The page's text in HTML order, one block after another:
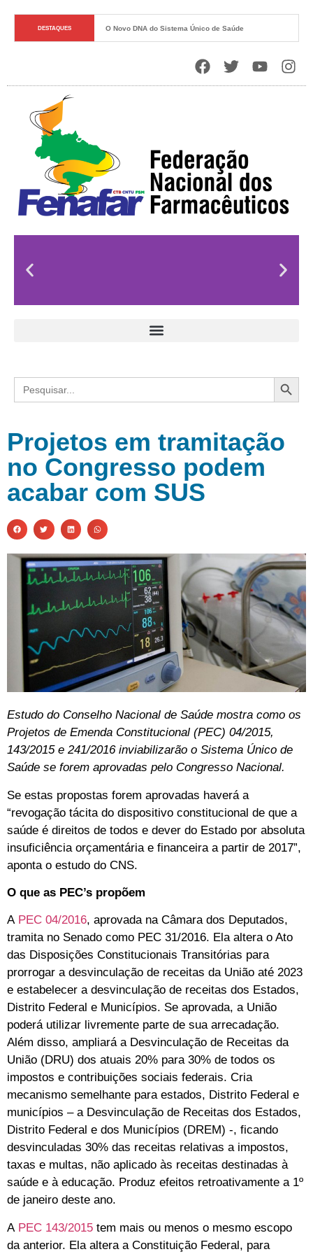
DESTAQUES O Novo DNA do Sistema Único de Saúde
Search
for:
Projetos em tramitação
no Congresso podem
acabar com SUS
Estudo do Conselho Nacional de Saúde mostra como os
Projetos de Emenda Constitucional (PEC) 04/2015,
143/2015 e 241/2016 inviabilizarão o Sistema Único de
Saúde se forem aprovadas pelo Congresso Nacional.
Se estas propostas forem aprovadas haverá a
“revogação tácita do dispositivo constitucional de que a
saúde é direitos de todos e dever do Estado por absoluta
insuficiência orçamentária e financeira a partir de 2017”,
aponta o estudo do CNS.
O que as PEC’s propõem
A PEC 04/2016, aprovada na Câmara dos Deputados,
tramita no Senado como PEC 31/2016. Ela altera o Ato
das Disposições Constitucionais Transitórias para
prorrogar a desvinculação de receitas da União até 2023
e estabelecer a desvinculação de receitas dos Estados,
Distrito Federal e Municípios. Se aprovada, a União
poderá utilizar livremente parte de sua arrecadação.
Além disso, ampliará a Desvinculação de Receitas da
União (DRU) dos atuais 20% para 30% de todos os
impostos e contribuições sociais federais. Cria
mecanismo semelhante para estados, Distrito Federal e
municípios – a Desvinculação de Receitas dos Estados,
Distrito Federal e dos Municípios (DREM) -, ficando
desvinculadas 30% das receitas relativas a impostos,
taxas e multas, não aplicado às receitas destinadas à
saúde e à educação. Produz efeitos retroativamente a 1º
de janeiro deste ano.
A PEC 143/2015 tem mais ou menos o mesmo escopo
da anterior. Ela altera a Constituição Federal, para